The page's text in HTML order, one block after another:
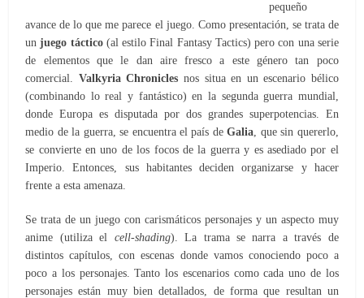
pequeño
avance de lo que me parece el juego. Como presentación, se trata de
unjuego táctico(al estilo Final Fantasy Tactics) pero con una serie
de elementos que le dan aire fresco a este género tan poco
comercial. Valkyria Chronicles nos situa en un escenario bélico
(combinando lo real y fantástico) en la segunda guerra mundial,
donde Europa es disputada por dos grandes superpotencias. En
medio de la guerra, se encuentra el país deGalia, que sin quererlo,
se convierte en uno de los focos de la guerra y es asediado por el
Imperio. Entonces, sus habitantes deciden organizarse y hacer
frente a esta amenaza.
Se trata de un juego con carismáticos personajes y un aspecto muy
anime (utiliza el cell-shading). La trama se narra a través de
distintos capítulos, con escenas donde vamos conociendo poco a
poco a los personajes. Tanto los escenarios como cada uno de los
personajes están muy bien detallados, de forma que resultan un